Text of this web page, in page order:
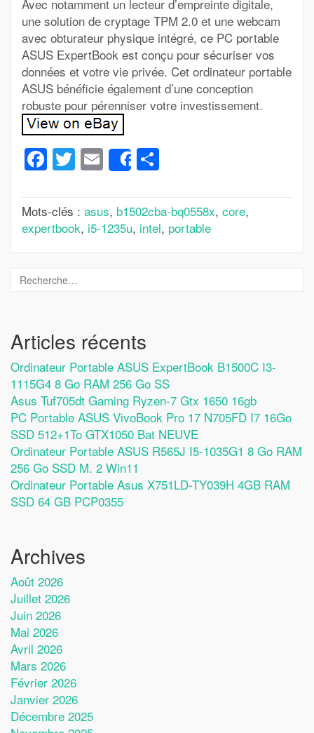
Avec notamment un lecteur d’empreinte digitale,
une solution de cryptage TPM 2.0 et une webcam
avec obturateur physique intégré, ce PC portable
ASUS ExpertBook est conçu pour sécuriser vos
données et votre vie privée. Cet ordinateur portable
ASUS bénéficie également d’une conception
robuste pour pérenniser votre investissement.
Facebook
Twitter
Email
Share
Mots-clés : asus, b1502cba-bq0558x, core,
expertbook, i5-1235u, intel, portable
Articles récents
Ordinateur Portable ASUS ExpertBook B1500C I3-
1115G4 8 Go RAM 256 Go SS
Asus Tuf705dt Gaming Ryzen-7 Gtx 1650 16gb
PC Portable ASUS VivoBook Pro 17 N705FD I7 16Go
SSD 512+1To GTX1050 Bat NEUVE
Ordinateur Portable ASUS R565J I5-1035G1 8 Go RAM
256 Go SSD M. 2 Win11
Ordinateur Portable Asus X751LD-TY039H 4GB RAM
SSD 64 GB PCP0355
Archives
Août 2026
Juillet 2026
Juin 2026
Mai 2026
Avril 2026
Mars 2026
Février 2026
Janvier 2026
Décembre 2025